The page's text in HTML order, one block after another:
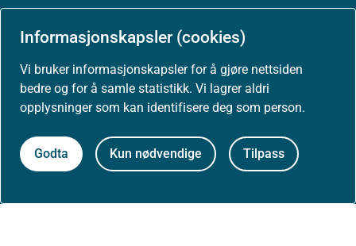
Informasjonskapsler (cookies)
Vi bruker informasjonskapsler for å gjøre nettsiden
bedre og for å samle statistikk. Vi lagrer aldri
opplysninger som kan identifisere deg som person.
Godta Kun nødvendige Tilpass
Presse
Om nettstedet